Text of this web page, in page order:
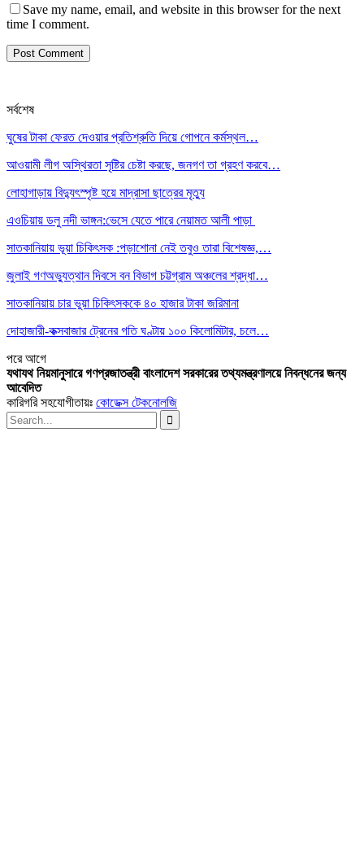
Save my name, email, and website in this browser for the next
time I comment.
সর্বশেষ
ঘুষের টাকা ফেরত দেওয়ার প্রতিশ্রুতি দিয়ে গোপনে কর্মস্থল…
আওয়ামী লীগ অস্থিরতা সৃষ্টির চেষ্টা করছে, জনগণ তা গ্রহণ করবে…
লোহাগাড়ায় বিদ্যুৎস্পৃষ্ট হয়ে মাদ্রাসা ছাত্রের মৃত্যু
এওচিয়ায় ডলু নদী ভাঙ্গন:ভেসে যেতে পারে নেয়ামত আলী পাড়া
সাতকানিয়ায় ভূয়া চিকিৎসক :পড়াশোনা নেই তবুও তারা বিশেষজ্ঞ,…
জুলাই গণঅভ্যুত্থান দিবসে বন বিভাগ চট্টগ্রাম অঞ্চলের শ্রদ্ধা…
সাতকানিয়ায় চার ভুয়া চিকিৎসককে ৪০ হাজার টাকা জরিমানা
দোহাজারী-কক্সবাজার ট্রেনের গতি ঘণ্টায় ১০০ কিলোমিটার, চলে…
পরেআগে
যথাযথ নিয়মানুসারে গণপ্রজাতন্ত্রী বাংলাদেশ সরকারের তথ্যমন্ত্রণালয়ে নিবন্ধনের জন্য
আবেদিত
কারিগরি সহযোগীতায়ঃ কোডেক্স টেকনোলজি